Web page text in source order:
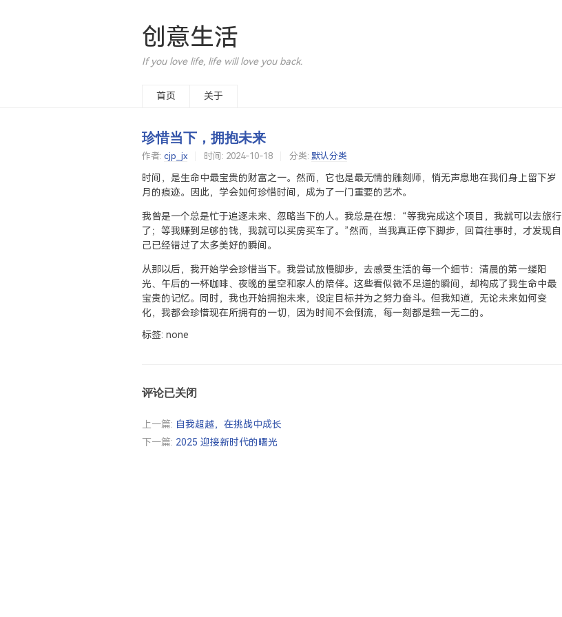
创意生活
If you love life, life will love you back.
首页
关于
珍惜当下，拥抱未来
作者: cjp_jx 时间: 2024-10-18 分类: 默认分类
时间，是生命中最宝贵的财富之一。然而，它也是最无情的雕刻师，悄无声息地在我们身上留下岁
月的痕迹。因此，学会如何珍惜时间，成为了一门重要的艺术。
我曾是一个总是忙于追逐未来、忽略当下的人。我总是在想：“等我完成这个项目，我就可以去旅行
了；等我赚到足够的钱，我就可以买房买车了。”然而，当我真正停下脚步，回首往事时，才发现自
己已经错过了太多美好的瞬间。
从那以后，我开始学会珍惜当下。我尝试放慢脚步，去感受生活的每一个细节：清晨的第一缕阳
光、午后的一杯咖啡、夜晚的星空和家人的陪伴。这些看似微不足道的瞬间，却构成了我生命中最
宝贵的记忆。同时，我也开始拥抱未来，设定目标并为之努力奋斗。但我知道，无论未来如何变
化，我都会珍惜现在所拥有的一切，因为时间不会倒流，每一刻都是独一无二的。
标签: none
评论已关闭
上一篇: 自我超越，在挑战中成长
下一篇: 2025 迎接新时代的曙光